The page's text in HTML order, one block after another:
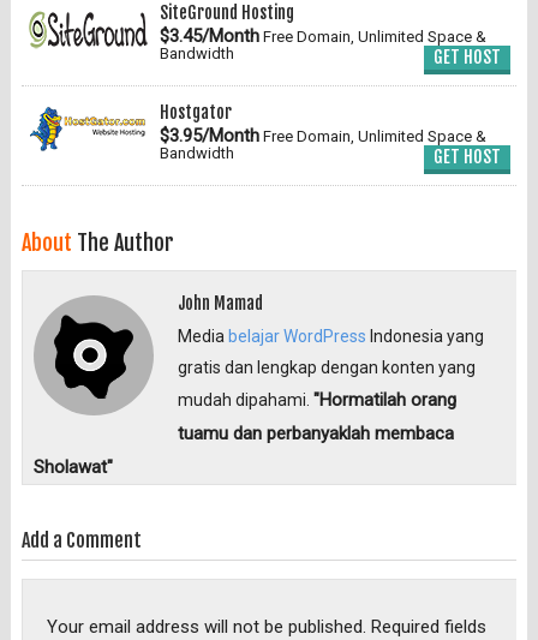
SiteGround Hosting
$3.45/MonthFree Domain, Unlimited Space &
Bandwidth
GET HOST
Hostgator
$3.95/MonthFree Domain, Unlimited Space &
Bandwidth
GET HOST
About The Author
John Mamad
Media belajar WordPress Indonesia yang
gratis dan lengkap dengan konten yang
mudah dipahami."Hormatilah orang
tuamu dan perbanyaklah membaca
Sholawat"
Add a Comment
Your email address will not be published. Required fields